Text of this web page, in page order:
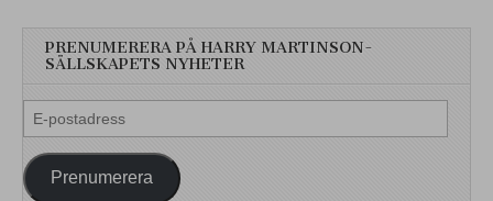
PRENUMERERA PÅ HARRY MARTINSON-
SÄLLSKAPETS NYHETER
E-
postadress
Prenumerera